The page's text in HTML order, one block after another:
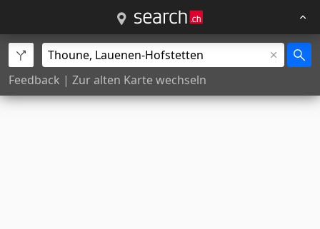
Feedback | Zur alten Karte wechseln